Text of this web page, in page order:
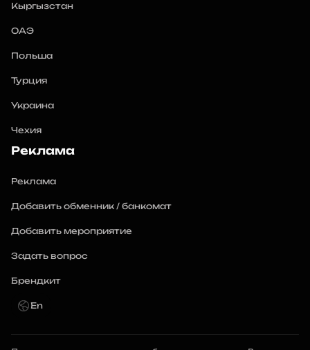
Кыргызстан
ОАЭ
Польша
Турция
Украина
Чехия
Реклама
Реклама
Добавить обменник / банкомат
Добавить мероприятие
Задать вопрос
Брендкит
En